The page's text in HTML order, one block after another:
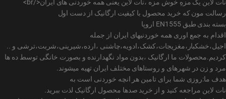
نات لاین یک مزهِ خوش مزه ،نات لاین یعنی همه خوردنی های ایران</br>
رسالت مون که خرید محصول با کیفیت ارگانیک از دست اول
بسته بندی طبق EN1555 اروپا
اقدام به جمع اوری همه خوردنیهای ایران از جمله
اجیل،خشکبار،مغزیجات،کشک،ادویه،چاشنی ،ارده،شیرینی،شربت،ترشی و ..
کردیم.محصولات ما ارگانیک ،بدون مواد نگهدارنده و بصورت خانگی توسط ده ها
مرد و زن در شهرهای و روستاهای مختلف ایران تهیه میشوند.
هدف ما:روزی شما برای تامین هر انچه خوردنی است به
نات لاین مراجعه کنید و از خرید صدها محصول ارگانیک لذت ببرید.